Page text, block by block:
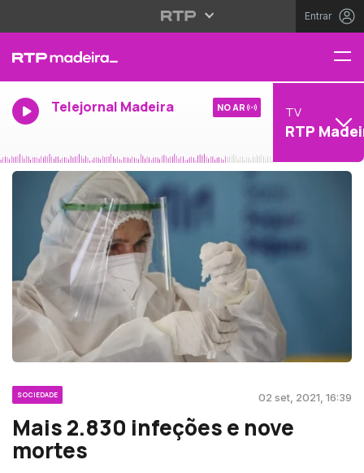
Entrar
Telejornal Madeira NO AR TV
RTP
SOCIEDADE 02 set, 2021, 16:39
Mais 2.830 infeções e nove
mortes